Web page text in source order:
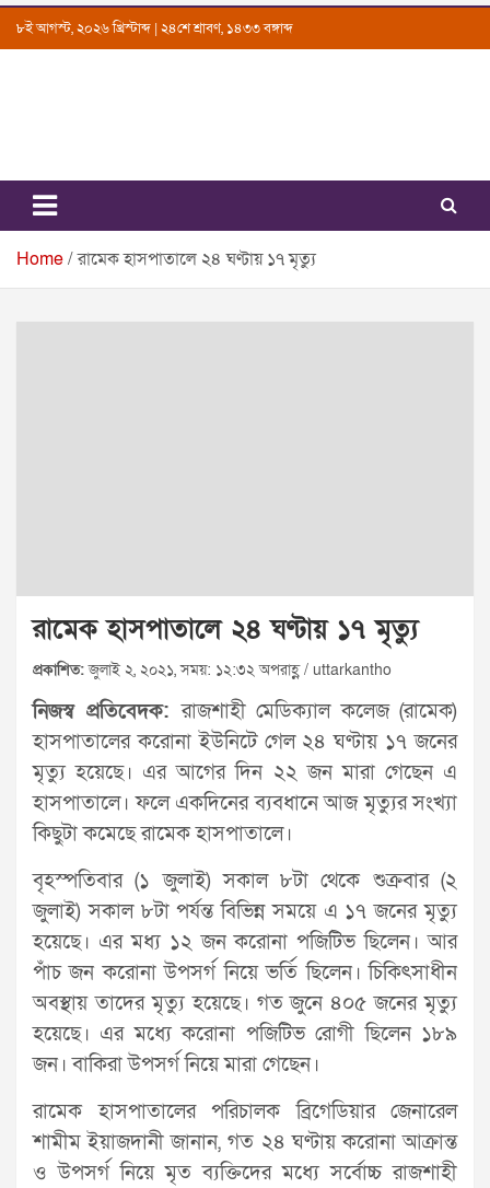
Skip৮ই আগস্ট, ২০২৬ খ্রিস্টাব্দ | ২৪শে শ্রাবণ, ১৪৩৩ বঙ্গাব্দ
Uttarkantho
News Portal
Home রামেক হাসপাতালে ২৪ ঘণ্টায় ১৭ মৃত্যু
রামেক হাসপাতালে ২৪ ঘণ্টায় ১৭ মৃত্যু
প্রকাশিত:জুলাই ২, ২০২১, সময়: ১২:৩২ অপরাহ্ণ / uttarkantho
নিজস্ব প্রতিবেদক:রাজশাহী মেডিক্যাল কলেজ (রামেক)
হাসপাতালের করোনা ইউনিটে গেল ২৪ ঘণ্টায় ১৭ জনের
মৃত্যু হয়েছে। এর আগের দিন ২২ জন মারা গেছেন এ
হাসপাতালে। ফলে একদিনের ব্যবধানে আজ মৃত্যুর সংখ্যা
কিছুটা কমেছে রামেক হাসপাতালে।
বৃহস্পতিবার (১ জুলাই) সকাল ৮টা থেকে শুক্রবার (২
জুলাই) সকাল ৮টা পর্যন্ত বিভিন্ন সময়ে এ ১৭ জনের মৃত্যু
হয়েছে। এর মধ্য ১২ জন করোনা পজিটিভ ছিলেন। আর
পাঁচ জন করোনা উপসর্গ নিয়ে ভর্তি ছিলেন। চিকিৎসাধীন
অবস্থায় তাদের মৃত্যু হয়েছে। গত জুনে ৪০৫ জনের মৃত্যু
হয়েছে। এর মধ্যে করোনা পজিটিভ রোগী ছিলেন ১৮৯
জন। বাকিরা উপসর্গ নিয়ে মারা গেছেন।
রামেক হাসপাতালের পরিচালক ব্রিগেডিয়ার জেনারেল
শামীম ইয়াজদানী জানান, গত ২৪ ঘণ্টায় করোনা আক্রান্ত
ও উপসর্গ নিয়ে মৃত ব্যক্তিদের মধ্যে সর্বোচ্চ রাজশাহী